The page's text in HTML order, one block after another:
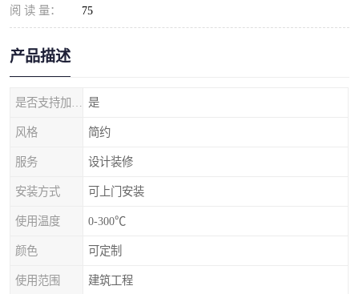
阅 读 量： 75
产品描述
是
风格 简约
服务 设计装修
安装方式 可上门安装
使用温度 0-300℃
颜色 可定制
使用范围 建筑工程